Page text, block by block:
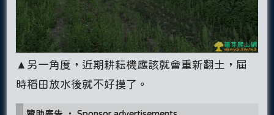
▲另一角度，近期耕耘機應該就會重新翻土，屆
時稻田放水後就不好摸了。